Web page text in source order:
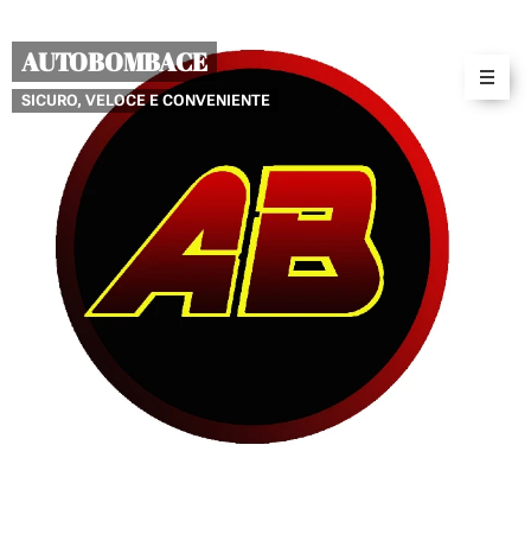
AUTOBOMBACE
SICURO, VELOCE E CONVENIENTE